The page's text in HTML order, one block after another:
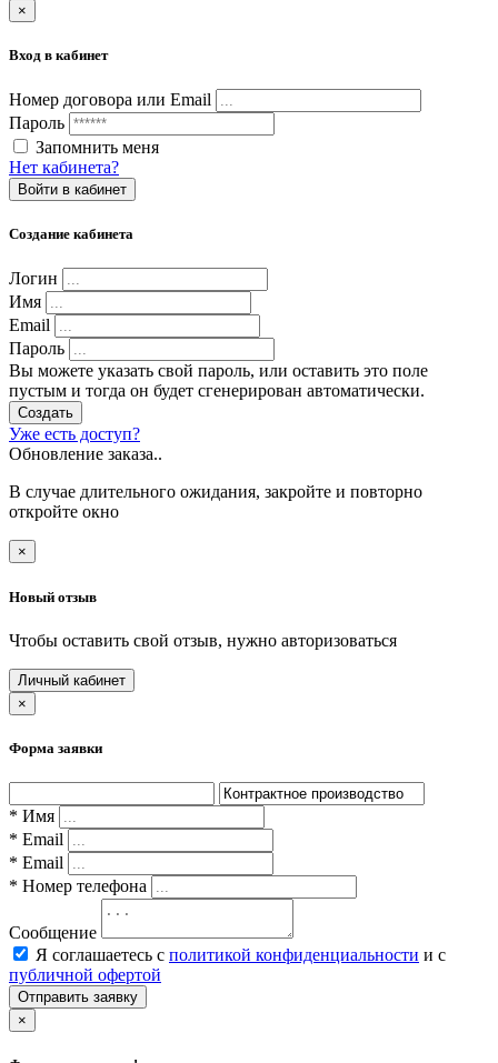
×
Вход в кабинет
Номер договора или Email
Пароль
Запомнить меня
Нет кабинета?
Войти в кабинет
Создание кабинета
Логин
Имя
Email
Пароль
Вы можете указать свой пароль, или оставить это поле
пустым и тогда он будет сгенерирован автоматически.
Создать
Уже есть доступ?
Обновление заказа..
В случае длительного ожидания, закройте и повторно
откройте окно
×
Новый отзыв
Чтобы оставить свой отзыв, нужно авторизоваться
Личный кабинет
×
Форма заявки
* Имя
* Email
* Email
* Номер телефона
Сообщение
Я соглашаетесь с политикой конфиденциальности и с
публичной офертой
Отправить заявку
×